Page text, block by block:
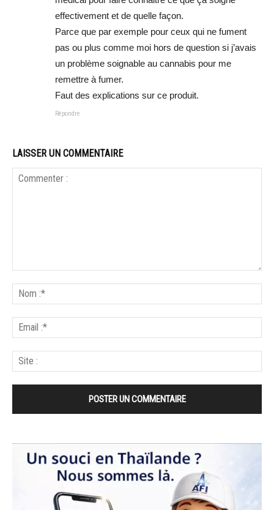
effectivement et de quelle façon.
Parce que par exemple pour ceux qui ne fument
pas ou plus comme moi hors de question si j’avais
un problème soignable au cannabis pour me
remettre à fumer.
Faut des explications sur ce produit.
Répondre
LAISSER UN COMMENTAIRE